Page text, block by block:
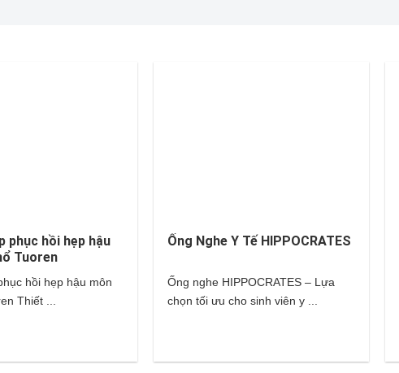
phục hồi hẹp hậu
Tuoren
hồi hẹp hậu môn
Thiết ...
Ống Nghe Y Tế HIPPOCRATES
Ống nghe HIPPOCRATES – Lựa
chọn tối ưu cho sinh viên y ...